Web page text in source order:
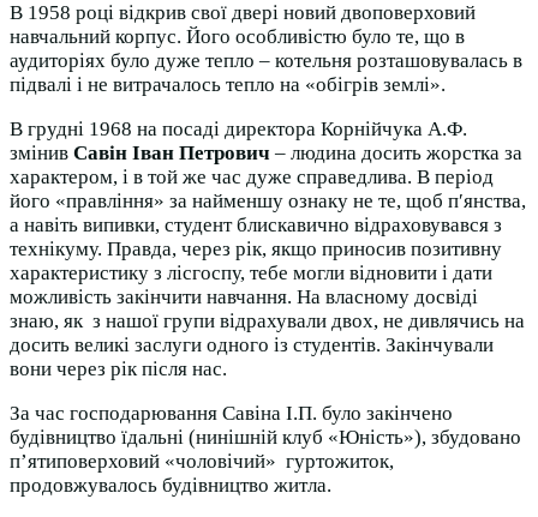
В 1958 році відкрив свої двері новий двоповерховий
навчальний корпус. Його особливістю було те, що в
аудиторіях було дуже тепло – котельня розташовувалась в
підвалі і не витрачалось тепло на «обігрів землі».
В грудні 1968 на посаді директора Корнійчука А.Ф.
змінив Савін Іван Петрович – людина досить жорстка за
характером, і в той же час дуже справедлива. В період
його «правління» за найменшу ознаку не те, щоб п′янства,
а навіть випивки, студент блискавично відраховувався з
технікуму. Правда, через рік, якщо приносив позитивну
характеристику з лісгоспу, тебе могли відновити і дати
можливість закінчити навчання. На власному досвіді
знаю, як з нашої групи відрахували двох, не дивлячись на
досить великі заслуги одного із студентів. Закінчували
вони через рік після нас.
За час господарювання Савіна І.П. було закінчено
будівництво їдальні (нинішній клуб «Юність»), збудовано
п’ятиповерховий «чоловічий» гуртожиток,
продовжувалось будівництво житла.